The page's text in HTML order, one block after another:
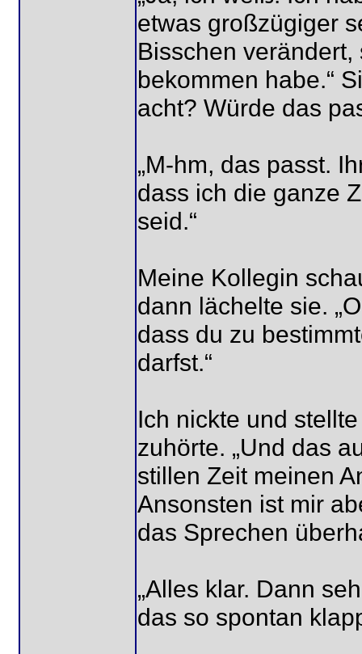
etwas großzügiger
Bisschen
bekommen habe.“
acht? Würde das
„M-hm, das passt.
dass ich die ganze
seid.“
Meine Kollegin
dann lächelte sie.
dass du zu
darfst.“
Ich nickte und
zuhörte. „Und das
stillen Zeit meinen
Ansonsten ist mir
das Sprechen
„Alles klar. Dann
das so spontan